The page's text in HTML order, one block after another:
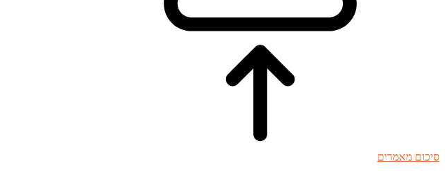
סיכום מאמרים